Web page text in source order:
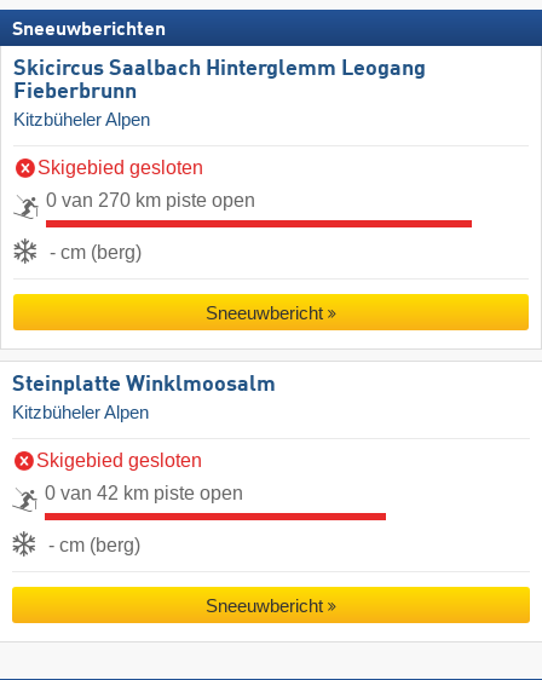
Sneeuwberichten
Skicircus Saalbach Hinterglemm Leogang
Fieberbrunn
Kitzbüheler Alpen
Skigebied gesloten
0 van 270 km piste open
- cm (berg)
Sneeuwbericht
Steinplatte Winklmoosalm
Kitzbüheler Alpen
Skigebied gesloten
0 van 42 km piste open
- cm (berg)
Sneeuwbericht